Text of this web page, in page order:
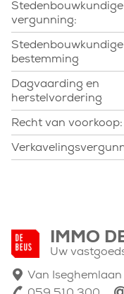
Stedenbouwkundige
vergunning:
Stedenbouwkundige
bestemming
Dagvaarding en
herstelvordering
Recht van voorkoop:
IMMO
Uw
Van